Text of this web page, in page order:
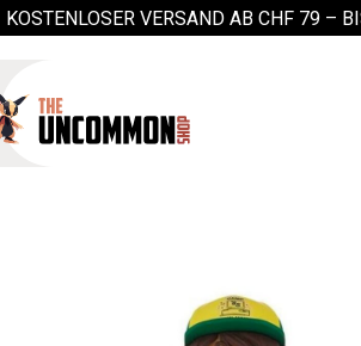
KOSTENLOSER VERSAND AB CHF 79 –